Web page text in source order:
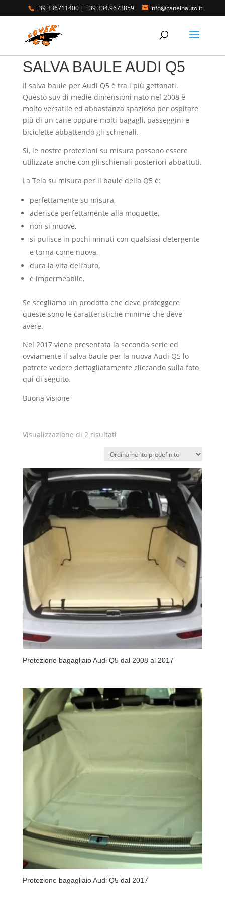
+39 336711400 |+39 334.9673859 info@caneinauto.it
Home/SALVA BAULE - Vasca Telo Copribaule
Auto/SALVA BAULE AUDI
SALVA BAULE AUDI Q5
Il salva baule per Audi Q5 è tra i più gettonati.
Questo suv di medie dimensioni nato nel 2008 è
molto versatile ed abbastanza spazioso per ospitare
più di un cane oppure molti bagagli, passeggini e
biciclette abbattendo gli schienali.
Si, le nostre protezioni su misura possono essere
utilizzate anche con gli schienali posteriori abbattuti.
La Tela su misura per il baule della Q5 è:
perfettamente su misura,
aderisce perfettamente alla moquette,
non si muove,
si pulisce in pochi minuti con qualsiasi detergente
e torna come nuova,
dura la vita dell’auto,
è impermeabile.
Se scegliamo un prodotto che deve proteggere
queste sono le caratteristiche minime che deve
avere.
Nel 2017 viene presentata la seconda serie ed
ovviamente il salva baule per la nuova Audi Q5 lo
potrete vedere dettagliatamente cliccando sulla foto
qui di seguito.
Buona visione
Visualizzazione di 2 risultati
Protezione bagagliaio Audi Q5 dal 2008 al 2017
Protezione bagagliaio Audi Q5 dal 2017